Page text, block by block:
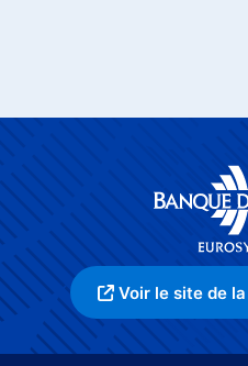
Voir le site de